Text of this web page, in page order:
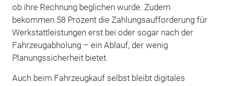
ob ihre Rechnung beglichen wurde. Zudem
bekommen 58 Prozent die Zahlungsaufforderung für
Werkstattleistungen erst bei oder sogar nach der
Fahrzeugabholung – ein Ablauf, der wenig
Planungssicherheit bietet.
Auch beim Fahrzeugkauf selbst bleibt digitales